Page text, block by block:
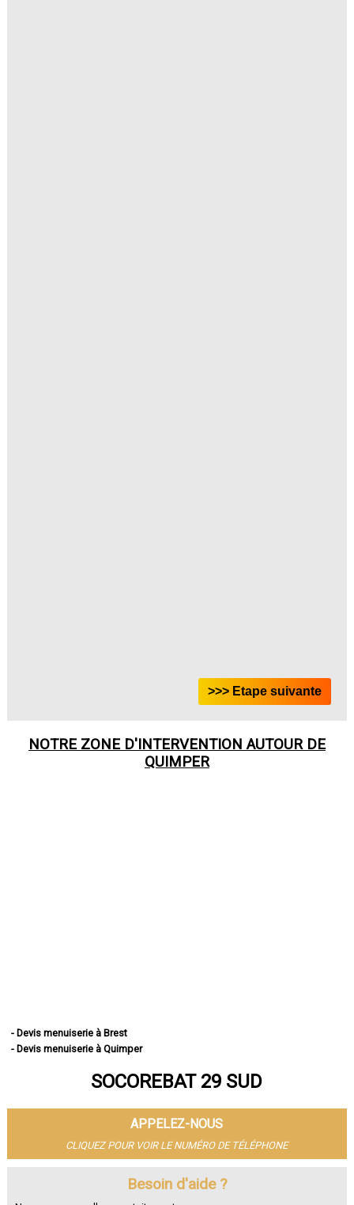
NOTRE ZONE D'INTERVENTION AUTOUR DE
QUIMPER
- Devis menuiserie à Brest
- Devis menuiserie à Quimper
- Devis menuiserie à Morlaix
- Devis menuiserie à Landerneau
- Devis menuiserie à Guipavas
- Devis menuiserie à Plougastel-Daoulas
- Devis menuiserie à Plouzané
- Devis menuiserie à Le Relecq-Kerhuon
SOCOREBAT 29 SUD
APPELEZ-NOUS
CLIQUEZ POUR VOIR LE NUMÉRO DE TÉLÉPHONE
Besoin d'aide ?